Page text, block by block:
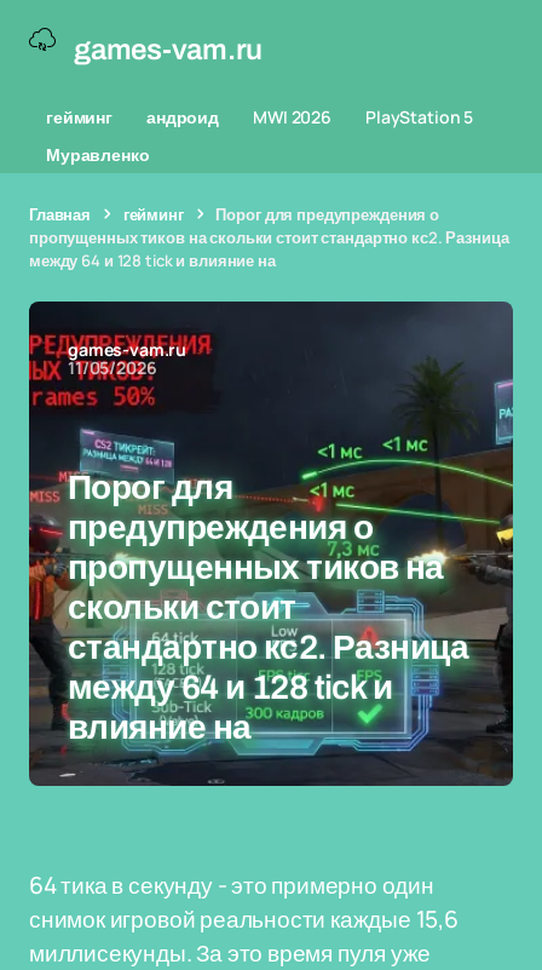
games-vam.ru
гейминг андроид MWI 2026
PlayStation 5
Муравленко
Главная гейминг
Порог для предупреждения о
пропущенных тиков на скольки стоит стандартно кс2. Разница
между 64 и 128 tick и влияние на
games-vam.ru
11/05/2026
Порог для
предупреждения о
пропущенных тиков на
скольки стоит
стандартно кс2. Разница
между 64 и 128 tick и
влияние на
64 тика в секунду - это примерно один
снимок игровой реальности каждые 15,6
миллисекунды. За это время пуля уже